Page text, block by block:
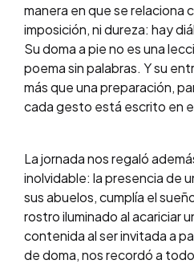
manera en que se relaciona
imposición, ni dureza: hay
Su doma a pie no es una
poema sin palabras. Y su
más que una preparación,
cada gesto está escrito en
La jornada nos regaló
inolvidable: la presencia de
sus abuelos, cumplía el
rostro iluminado al acariciar
contenida al ser invitada a
de doma, nos recordó a